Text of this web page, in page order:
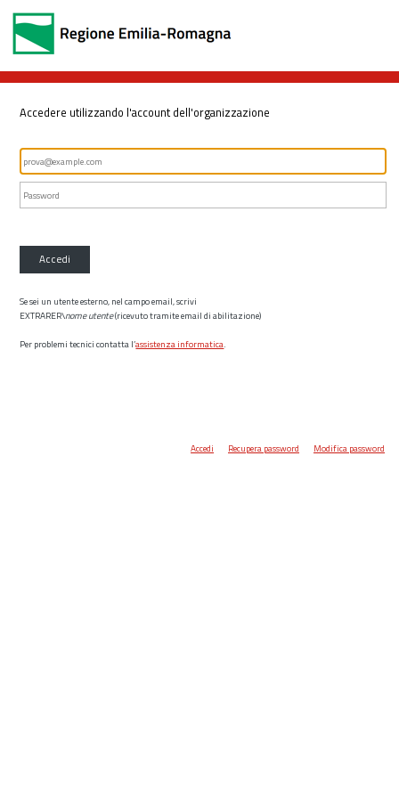
Accedere utilizzando l'account dell'organizzazione
Accedi
Se sei un utente esterno, nel campo email, scrivi
EXTRARER\nome utente(ricevuto tramite email di abilitazione)
Per problemi tecnici contatta l’assistenza informatica.
Accedi Recupera password Modifica password